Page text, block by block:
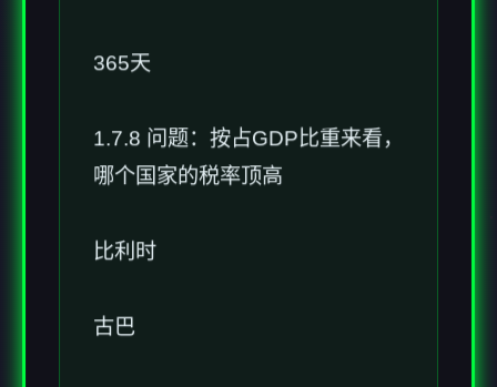
365天
1.7.8 问题：按占GDP比重来看，
哪个国家的税率顶高
比利时
古巴